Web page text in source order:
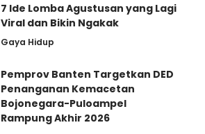
7 Ide Lomba Agustusan yang Lagi
Viral dan Bikin Ngakak
Gaya Hidup
Pemprov Banten Targetkan DED
Penanganan Kemacetan
Bojonegara-Puloampel
Rampung Akhir 2026